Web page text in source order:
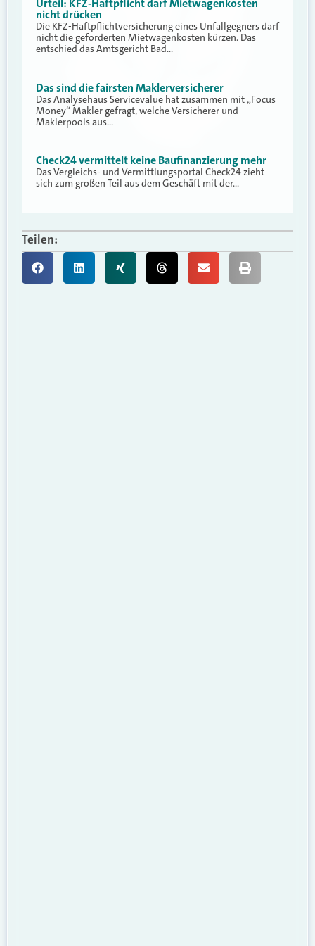
Urteil: KFZ-Haftpflicht darf Mietwagenkosten
nicht drücken
Die KFZ-Haftpflichtversicherung eines Unfallgegners darf
nicht die geforderten Mietwagenkosten kürzen. Das
entschied das Amtsgericht Bad…
Das sind die fairsten Maklerversicherer
Das Analysehaus Servicevalue hat zusammen mit „Focus
Money“ Makler gefragt, welche Versicherer und
Maklerpools aus…
Check24 vermittelt keine Baufinanzierung mehr
Das Vergleichs- und Vermittlungsportal Check24 zieht
sich zum großen Teil aus dem Geschäft mit der…
Teilen: